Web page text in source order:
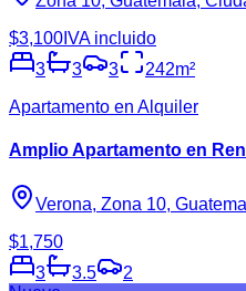
$3,100 IVA incluido
3
3 3 242m²
Apartamento en Alquiler
Amplio Apartamento en
Verona, Zona 10,
$1,750
3
3.5
2